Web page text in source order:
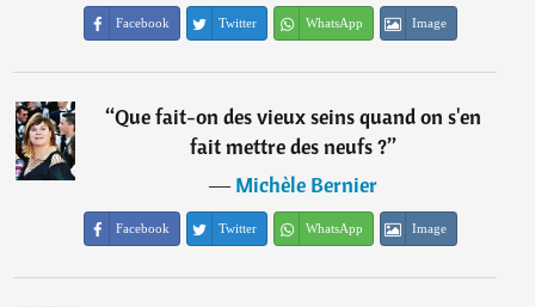
Facebook Twitter WhatsApp Image
“Que fait-on des vieux seins quand on s'en
fait mettre des neufs ?”
―Michèle Bernier
Facebook Twitter WhatsApp Image